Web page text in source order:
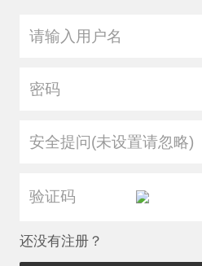
安全提问(未设置请忽略)
还没有注册？